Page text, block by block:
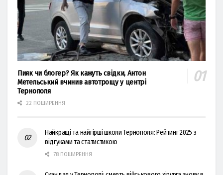
Пияк чи блогер? Як кажуть свідки, Антон
Метельський вчинив автотрощу у центрі
Тернополя
22 ПОШИРЕННЯ
Найкращі та найгірші школи Тернополя: Рейтинг 2025 з
відгуками та статистикою
78 ПОШИРЕННЯ